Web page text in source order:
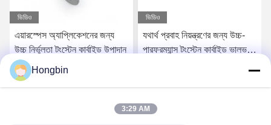
ভিডিও
এয়ারস্পেস অ্যাপ্লিকেশনের জন্য
উচ্চ নির্ভুলতা টংস্টেন কার্বাইড উপাদান
ভিডিও
যথার্থ প্রবাহ নিয়ন্ত্রণের জন্য উচ্চ-
পারফরম্যান্স টংস্টেন কার্বাইড ভালভ
Hongbin
3:29 AM